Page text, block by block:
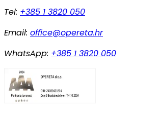
Tel: +385 1 3820 050
Email: office@opereta.hr
WhatsApp: +385 1 3820 050